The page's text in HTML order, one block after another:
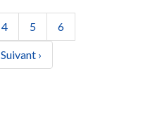
Page
4 Page
5 Page
6
Page suivante
Suivant ›